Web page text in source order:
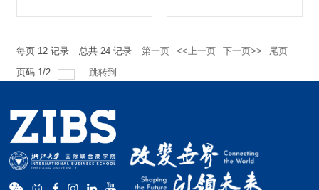
每页 12 记录 总共 24 记录 第一页 <<上一页 下一页>>
尾页
页码 1/2 跳转到